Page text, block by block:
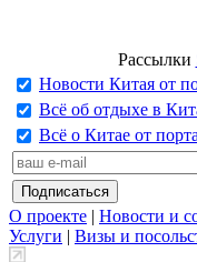
Рассылки
Новости Китая от
Всё об отдыхе в
Всё о Китае от
О проекте | Новости и
Услуги | Визы и